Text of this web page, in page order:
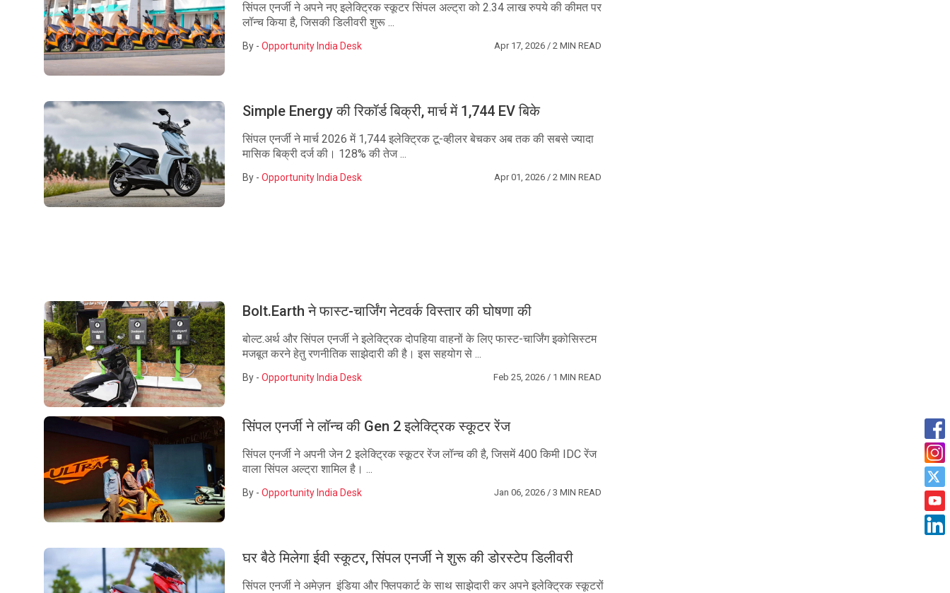
सिंपल एनर्जी ने अपने नए इलेक्ट्रिक स्कूटर सिंपल अल्ट्रा को 2.34 लाख रुपये की कीमत पर
लॉन्च किया है, जिसकी डिलीवरी शुरू ...
By - Opportunity India Desk Apr 17, 2026/ 2 MIN READ
Simple Energy की रिकॉर्ड बिक्री, मार्च में 1,744 EV बिके
सिंपल एनर्जी ने मार्च 2026 में 1,744 इलेक्ट्रिक टू-व्हीलर बेचकर अब तक की सबसे ज्यादा
मासिक बिक्री दर्ज की। 128% की तेज ...
By - Opportunity India Desk Apr 01, 2026/ 2 MIN READ
Bolt.Earth ने फास्ट-चार्जिंग नेटवर्क विस्तार की घोषणा की
बोल्ट.अर्थ और सिंपल एनर्जी ने इलेक्ट्रिक दोपहिया वाहनों के लिए फास्ट-चार्जिंग इकोसिस्टम
मजबूत करने हेतु रणनीतिक साझेदारी की है। इस सहयोग से ...
By - Opportunity India Desk Feb 25, 2026/ 1 MIN READ
सिंपल एनर्जी ने लॉन्च की Gen 2 इलेक्ट्रिक स्कूटर रेंज
सिंपल एनर्जी ने अपनी जेन 2 इलेक्ट्रिक स्कूटर रेंज लॉन्च की है, जिसमें 400 किमी IDC रेंज
वाला सिंपल अल्ट्रा शामिल है। ...
By - Opportunity India Desk Jan 06, 2026/ 3 MIN READ
घर बैठे मिलेगा ईवी स्कूटर, सिंपल एनर्जी ने शुरू की डोरस्टेप डिलीवरी
सिंपल एनर्जी ने अमेज़न इंडिया और फ्लिपकार्ट के साथ साझेदारी कर अपने इलेक्ट्रिक स्कूटरों